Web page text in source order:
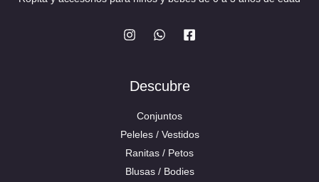
Descubre
Conjuntos
Peleles / Vestidos
Ranitas / Petos
Blusas / Bodies